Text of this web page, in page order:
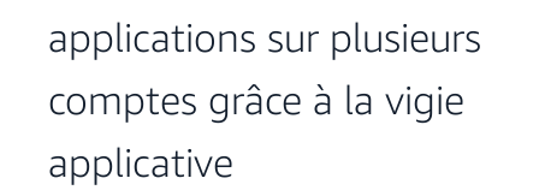
applications sur plusieurs
comptes grâce à la vigie
applicative